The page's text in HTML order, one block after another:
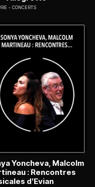
CONCERTS
Yoncheva, Malcolm
: Rencontres
d'Evian